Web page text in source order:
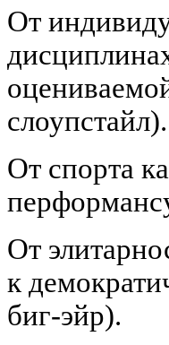
От
слоупстайл).
От спорта
От
к
биг-эйр).